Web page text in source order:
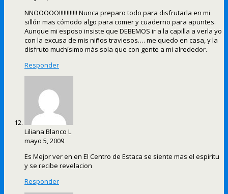
NNOOOOO!!!!!!!!!!!! Nunca preparo todo para disfrutarla en mi
sillón mas cómodo algo para comer y cuaderno para apuntes.
Aunque mi esposo insiste que DEBEMOS ir a la capilla a verla yo
con la excusa de mis niños traviesos…. me quedo en casa, y la
disfruto muchísimo más sola que con gente a mi alrededor.
Responder
Liliana Blanco L
mayo 5, 2009
Es Mejor ver en en El Centro de Estaca se siente mas el espiritu
y se recibe revelacion
Responder